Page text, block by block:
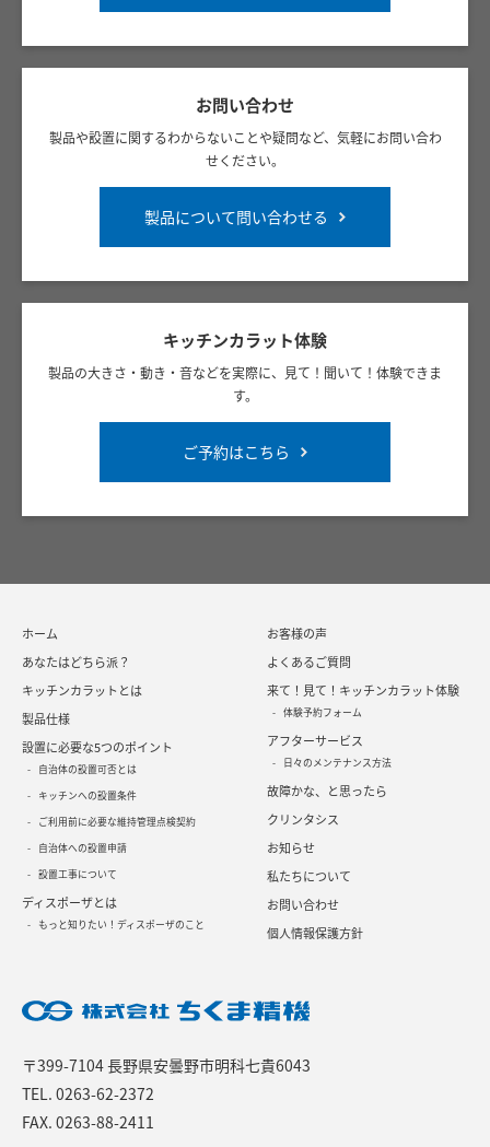
お問い合わせ
製品や設置に関するわからないことや疑問など、気軽にお問い合わ
せください。
製品について問い合わせる
キッチンカラット体験
製品の大きさ・動き・音などを実際に、見て！聞いて！体験できま
す。
ご予約はこちら
ホーム
あなたはどちら派？
キッチンカラットとは
製品仕様
設置に必要な5つのポイント
自治体の設置可否とは
キッチンへの設置条件
ご利用前に必要な維持管理点検契約
自治体への設置申請
設置工事について
ディスポーザとは
もっと知りたい！ディスポーザのこと
お客様の声
よくあるご質問
来て！見て！キッチンカラット体験
体験予約フォーム
アフターサービス
日々のメンテナンス方法
故障かな、と思ったら
クリンタシス
お知らせ
私たちについて
お問い合わせ
個人情報保護方針
〒399-7104 長野県安曇野市明科七貴6043
TEL. 0263-62-2372
FAX. 0263-88-2411